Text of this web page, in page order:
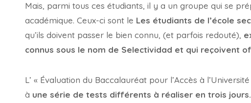
Mais, parmi tous ces étudiants, il y a un groupe qui se
académique. Ceux-ci sont le Les étudiants de l’école
qu’ils doivent passer le bien connu, (et parfois redouté),
connus sous le nom de Selectividad et qui reçoivent
L’ « Évaluation du Baccalauréat pour l’Accès à
à une série de tests différents à réaliser en trois